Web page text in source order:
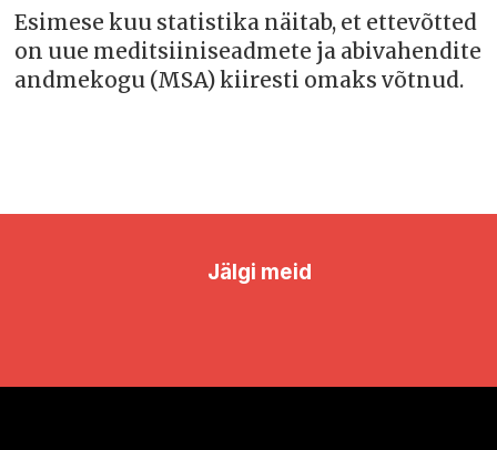
Esimese kuu statistika näitab, et ettevõtted
on uue meditsiiniseadmete ja abivahendite
andmekogu (MSA) kiiresti omaks võtnud.
Jälgi meid